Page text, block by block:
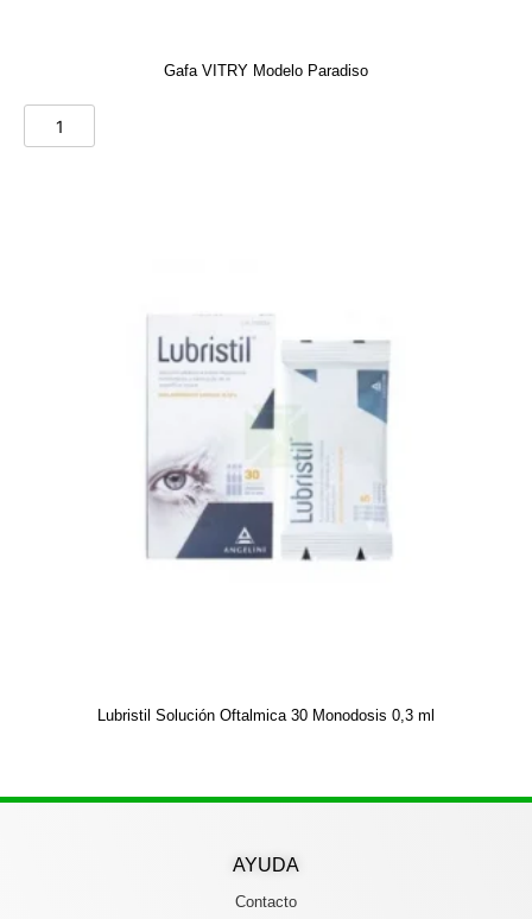
Gafa VITRY Modelo Paradiso
Lubristil Solución Oftalmica 30 Monodosis 0,3 ml
AYUDA
Contacto